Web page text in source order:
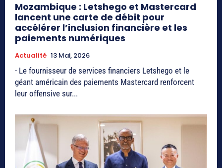
Mozambique : Letshego et Mastercard
lancent une carte de débit pour
accélérer l’inclusion financière et les
paiements numériques
Actualité 13 Mai, 2026
- Le fournisseur de services financiers Letshego et le
géant américain des paiements Mastercard renforcent
leur offensive sur...